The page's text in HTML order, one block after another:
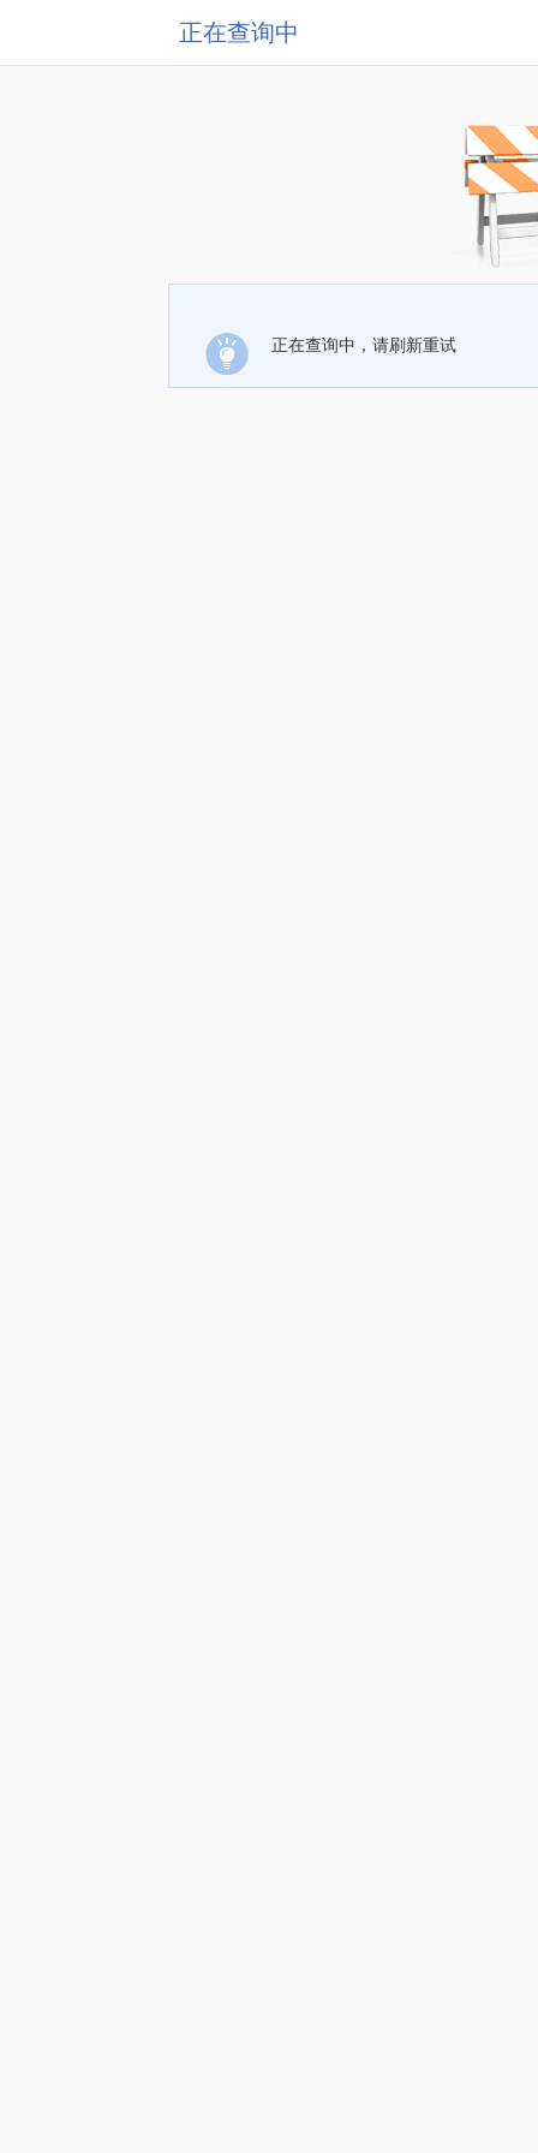
正在查询中
正在查询中，请刷新重试